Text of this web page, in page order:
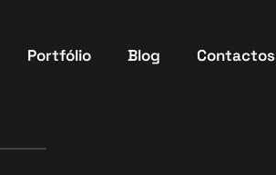
Portfólio Blog Contactos